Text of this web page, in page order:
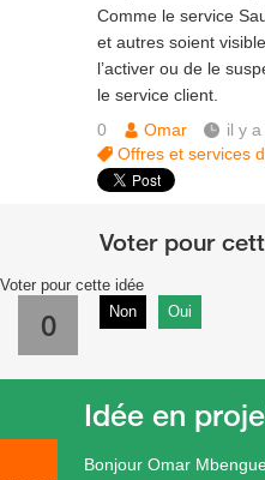
Comme le service
et autres soient
l’activer ou de le
le service client.
0
Omar
il y
Offres et services
Voter pour cette idée
0 Non Oui
Bonjour Omar Mbengue
Idée en